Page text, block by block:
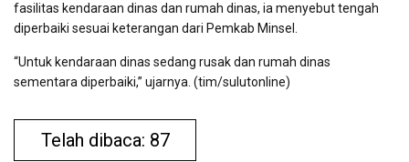
fasilitas kendaraan dinas dan rumah dinas, ia menyebut tengah
diperbaiki sesuai keterangan dari Pemkab Minsel.
“Untuk kendaraan dinas sedang rusak dan rumah dinas
sementara diperbaiki,” ujarnya. (tim/sulutonline)
Telah dibaca: 87